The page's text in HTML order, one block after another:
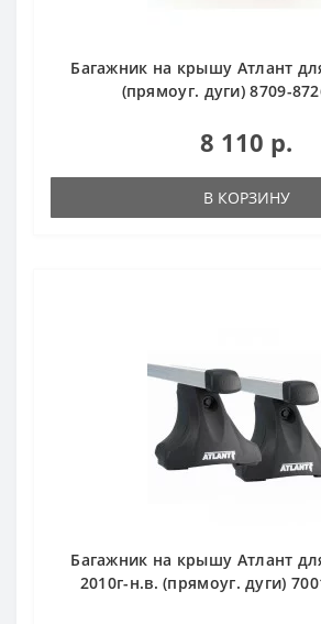
Багажник на крышу Атлант
(прямоуг. дуги) 8709-
8 110 р.
В КОРЗИНУ
Багажник на крышу Атлант
2010г-н.в. (прямоуг. дуги)